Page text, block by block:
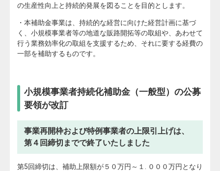
の生産性向上と持続的発展を図ることを目的とします。
・本補助金事業は、持続的な経営に向けた経営計画に基づ
く、小規模事業者等の地道な販路開拓等の取組や、あわせて
行う業務効率化の取組を支援するため、それに要する経費の
一部を補助するものです。
小規模事業者持続化補助金（一般型）の公募
要領が改訂
事業再開枠および特例事業者の上限引上げは、
第４回締切までで終了いたしました
第5回締切は、補助上限額が５０万円～１. ０００万円となり